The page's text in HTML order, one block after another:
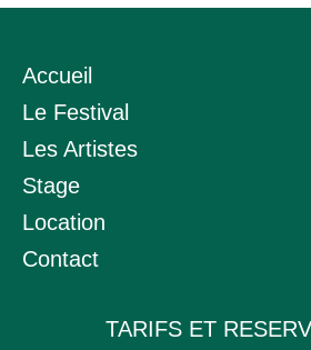
Accueil
Le Festival
Les Artistes
Stage
Location
Contact
TARIFS ET